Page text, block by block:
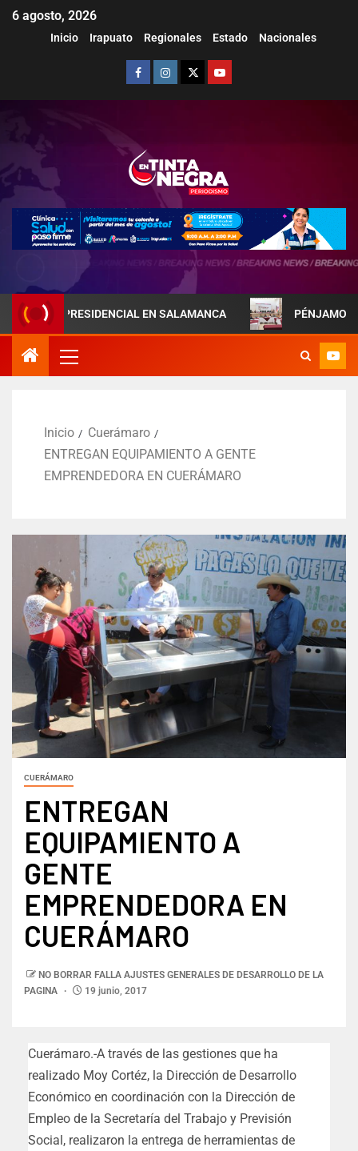
6 agosto, 2026
Inicio Irapuato Regionales Estado Nacionales
PRESIDENCIAL EN SALAMANCA PÉNJAMO
Inicio
Cuerámaro
ENTREGAN EQUIPAMIENTO A GENTE
EMPRENDEDORA EN CUERÁMARO
CUERÁMARO
ENTREGAN
EQUIPAMIENTO A
GENTE
EMPRENDEDORA EN
CUERÁMARO
NO BORRAR FALLA AJUSTES GENERALES DE DESARROLLO DE LA
PAGINA
19 junio, 2017
Cuerámaro.-A través de las gestiones que ha
realizado Moy Cortéz, la Dirección de Desarrollo
Económico en coordinación con la Dirección de
Empleo de la Secretaría del Trabajo y Previsión
Social, realizaron la entrega de herramientas de